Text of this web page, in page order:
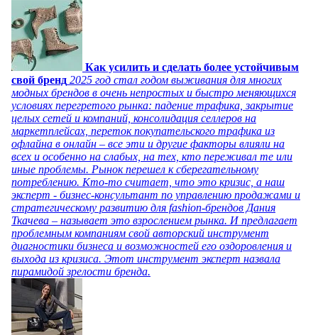
Как усилить и сделать более устойчивым
свой бренд 2025 год стал годом выживания для многих
модных брендов в очень непростых и быстро меняющихся
условиях перегретого рынка: падение трафика, закрытие
целых сетей и компаний, консолидация селлеров на
маркетплейсах, переток покупательского трафика из
офлайна в онлайн – все эти и другие факторы влияли на
всех и особенно на слабых, на тех, кто переживал те или
иные проблемы. Рынок перешел к сберегательному
потреблению. Кто-то считает, что это кризис, а наш
эксперт - бизнес-консультант по управлению продажами и
стратегическому развитию для fashion-брендов Дания
Ткачева – называет это взрослением рынка. И предлагает
проблемным компаниям свой авторский инструмент
диагностики бизнеса и возможностей его оздоровления и
выхода из кризиса. Этот инструмент эксперт назвала
пирамидой зрелости бренда.